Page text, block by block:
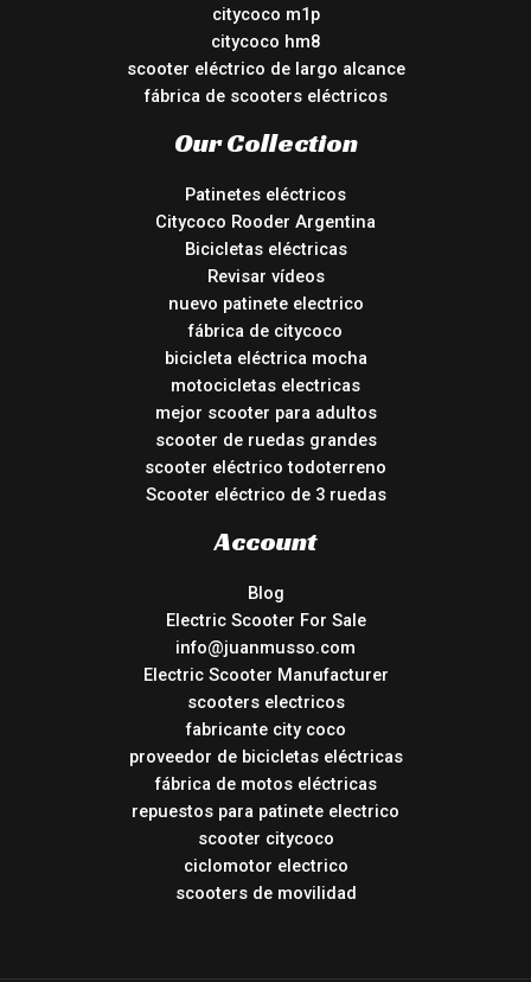
citycoco m1p
citycoco hm8
scooter eléctrico de largo alcance
fábrica de scooters eléctricos
Our Collection
Patinetes eléctricos
Citycoco Rooder Argentina
Bicicletas eléctricas
Revisar vídeos
nuevo patinete electrico
fábrica de citycoco
bicicleta eléctrica mocha
motocicletas electricas
mejor scooter para adultos
scooter de ruedas grandes
scooter eléctrico todoterreno
Scooter eléctrico de 3 ruedas
Account
Blog
Electric Scooter For Sale
info@juanmusso.com
Electric Scooter Manufacturer
scooters electricos
fabricante city coco
proveedor de bicicletas eléctricas
fábrica de motos eléctricas
repuestos para patinete electrico
scooter citycoco
ciclomotor electrico
scooters de movilidad